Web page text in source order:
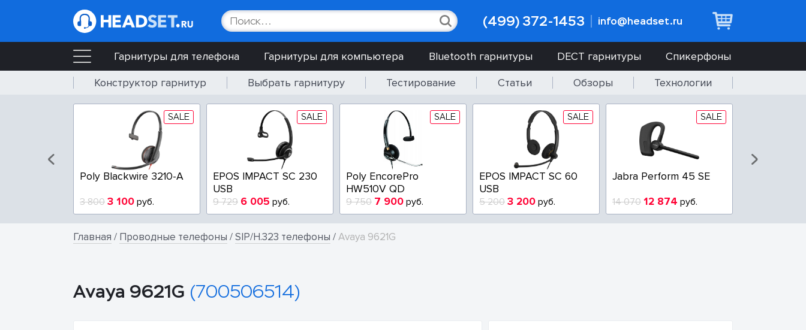
(499) 372-1453 info@headset.ru
Гарнитуры для телефона Гарнитуры для компьютера Bluetooth гарнитуры DECT гарнитуры
Спикерфоны
Конструктор гарнитур
Выбрать гарнитуру Тестирование Статьи Обзоры Технологии
SALE
Poly Blackwire 3210-A
3 800 3 100 руб.
SALE
EPOS IMPACT SC 230
USB
9 729 6 005 руб.
SALE
Poly EncorePro
HW510V QD
9 750 7 900 руб.
SALE
EPOS IMPACT SC 60
USB
5 200 3 200 руб.
SALE
Jabra Perform 45 SE
14 070 12 874 руб.
Главная / Проводные телефоны /SIP/H.323 телефоны /Avaya 9621G
Avaya 9621G (700506514)